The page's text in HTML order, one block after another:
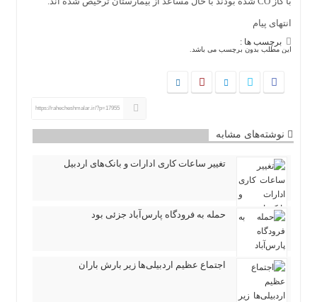
انتهای پیام
برچسب ها :
این مطلب بدون برچسب می باشد.
https://rahecheshmalar.ir/?p=17955
نوشته‌های مشابه
تغییر ساعات کاری ادارات و بانک‌های اردبیل
حمله به فرودگاه پارس‌‌آباد جزئی بود
اجتماع عظیم اردبیلی‌ها زیر بارش باران